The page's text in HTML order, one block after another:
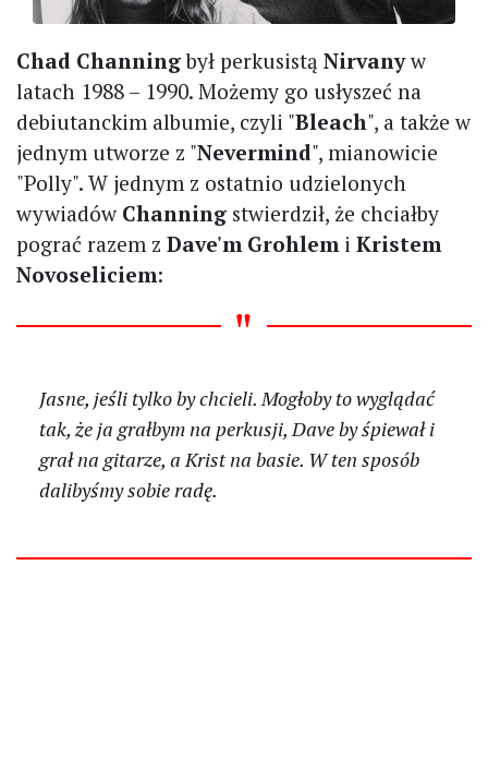
Chad Channingbył perkusistą Nirvanyw
latach 1988 – 1990. Możemy go usłyszeć na
debiutanckim albumie, czyli "Bleach", a także w
jednym utworze z "Nevermind", mianowicie
"Polly". W jednym z ostatnio udzielonych
wywiadów Channing stwierdził, że chciałby
pograć razem z Dave'm Grohlem i Kristem
Novoseliciem:
Jasne, jeśli tylko by chcieli. Mogłoby to wyglądać
tak, że ja grałbym na perkusji, Dave by śpiewał i
grał na gitarze, a Krist na basie. W ten sposób
dalibyśmy sobie radę.